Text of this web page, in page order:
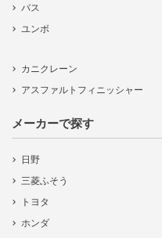
バス
ユンボ
カニクレーン
アスファルトフィニッシャー
メーカーで探す
日野
三菱ふそう
トヨタ
ホンダ